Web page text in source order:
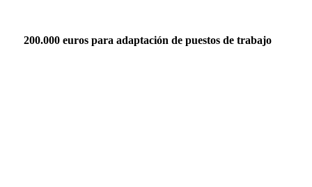
200.000 euros para adaptación de puestos de trabajo